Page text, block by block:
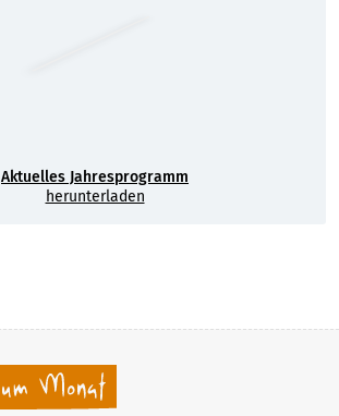
Aktuelles Jahresprogramm
herunterladen